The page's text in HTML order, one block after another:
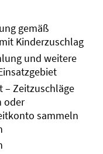
gemäß
Kinderzuschlag
und weitere
– Zeitzuschläge
oder
sammeln